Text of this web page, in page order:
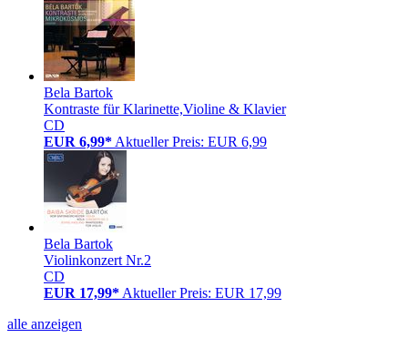
Bela Bartok
Kontraste für Klarinette,Violine & Klavier
CD
EUR 6,99* Aktueller Preis: EUR 6,99
Bela Bartok
Violinkonzert Nr.2
CD
EUR 17,99* Aktueller Preis: EUR 17,99
alle anzeigen